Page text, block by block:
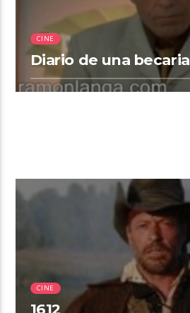
CINE
Diario de una becaria
CINE
1612